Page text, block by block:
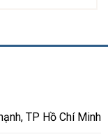
TP Hồ Chí Minh